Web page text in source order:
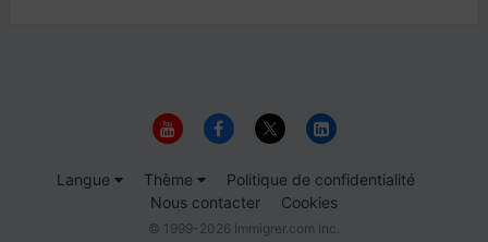
Langue Thème
Politique de confidentialité
Nous contacter
Cookies
© 1999-2026 Immigrer.com Inc.